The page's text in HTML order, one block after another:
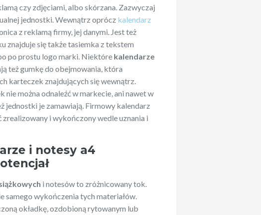
czy zdjęciami, albo skórzana. Zazwyczaj
jednostki. Wewnątrz oprócz kalendarz
z reklamą firmy, jej danymi. Jest też
znajduje się także tasiemka z tekstem
po prostu logo marki. Niektóre kalendarze
też gumkę do obejmowania, która
karteczek znajdujących się wewnątrz.
nie można odnaleźć w markecie, ani nawet w
jednostki je zamawiają. Firmowy kalendarz
i wykończony wedle uznania i
i notesy a4
i notesów to zróżnicowany tok.
samego wykończenia tych materiałów.
okładkę, ozdobioną rytowanym lub